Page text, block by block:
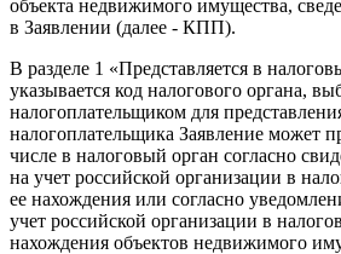
объекта недвижимого имущества,
в Заявлении (далее - КПП).
В разделе 1 «Представляется в
указывается код налогового органа,
налогоплательщиком для
налогоплательщика Заявление может
числе в налоговый орган согласно
на учет российской организации в
ее нахождения или согласно
учет российской организации в
нахождения объектов недвижимого